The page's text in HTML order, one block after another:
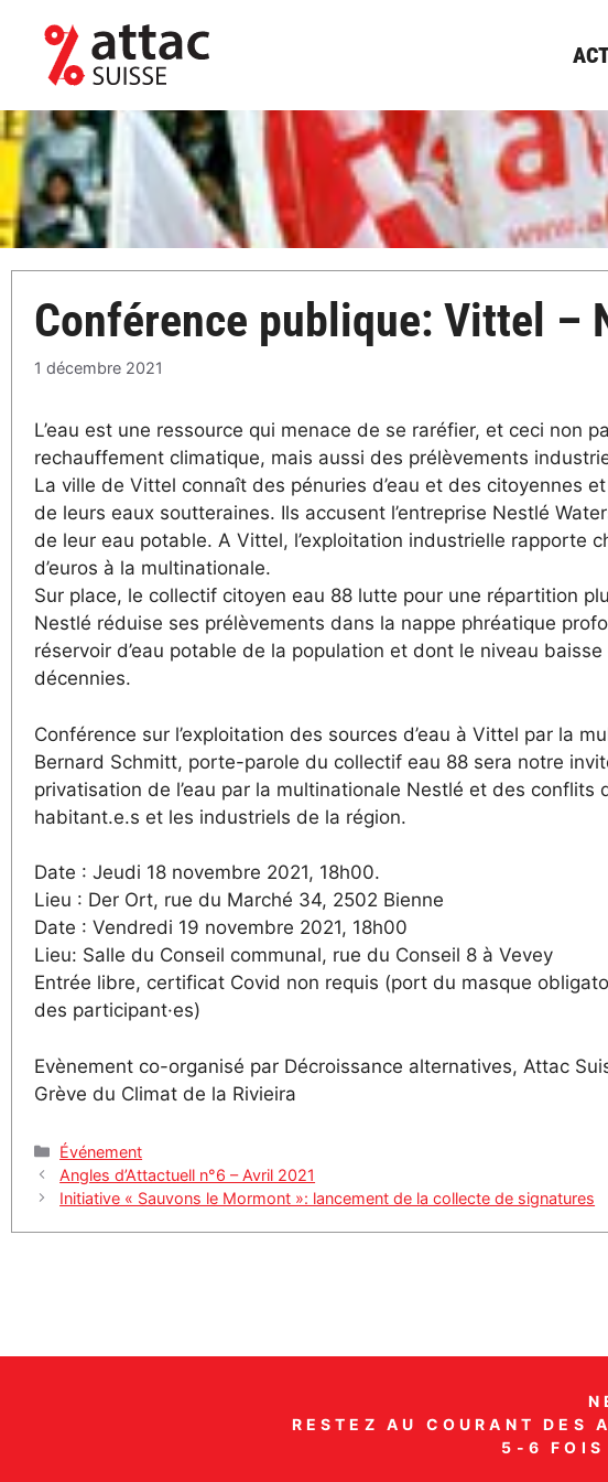
contenu
Conférence publique: Vittel –
1 décembre 2021
L’eau est une ressource qui menace de se raréfier, et ceci non
rechauffement climatique, mais aussi des prélèvements
La ville de Vittel connaît des pénuries d’eau et des citoyennes
de leurs eaux soutteraines. Ils accusent l’entreprise Nestlé
de leur eau potable. A Vittel, l’exploitation industrielle rapporte
d’euros à la multinationale.
Sur place, le collectif citoyen eau 88 lutte pour une répartition
Nestlé réduise ses prélèvements dans la nappe phréatique
réservoir d’eau potable de la population et dont le niveau
décennies.
Conférence sur l’exploitation des sources d’eau à Vittel par la
Bernard Schmitt, porte-parole du collectif eau 88 sera notre
privatisation de l’eau par la multinationale Nestlé et des conflits
habitant.e.s et les industriels de la région.
Date : Jeudi 18 novembre 2021, 18h00.
Lieu : Der Ort, rue du Marché 34, 2502 Bienne
Date : Vendredi 19 novembre 2021, 18h00
Lieu: Salle du Conseil communal, rue du Conseil 8 à Vevey
Entrée libre, certificat Covid non requis (port du masque
des participant·es)
Evènement co-organisé par Décroissance alternatives, Attac
Grève du Climat de la Rivieira
Catégories
Événement
Angles d’Attactuell n°6 – Avril 2021
Initiative « Sauvons le Mormont »: lancement de la collecte de signatures
RESTEZ AU COURANT DES
5-6 FOIS